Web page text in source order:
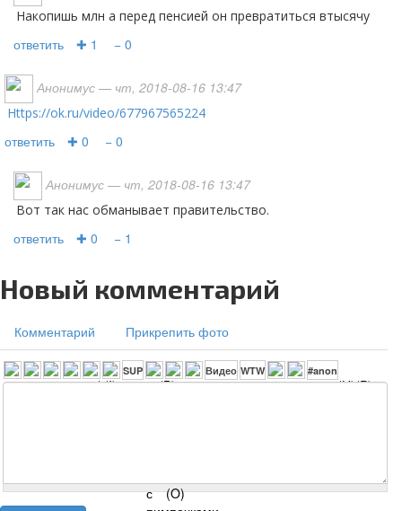
накопишь млн а перед пенсией он превратиться втысячу
ответить ✚ 1 − 0
Анонимус — чт, 2018-08-16 13:47
https://ok.ru/video/677967565224
ответить ✚ 0 − 0
Анонимус — чт, 2018-08-16 13:47
Вот так нас обманывает правительство.
ответить ✚ 0 − 1
Новый комментарий
Комментарий Прикрепить фото